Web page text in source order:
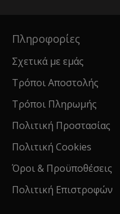
Πληροφορίες
Σχετικά με εμάς
Τρόποι Αποστολής
Τρόποι Πληρωμής
Πολιτική Προστασίας
Πολιτική Cookies
Όροι & Προϋποθέσεις
Πολιτική Επιστροφών